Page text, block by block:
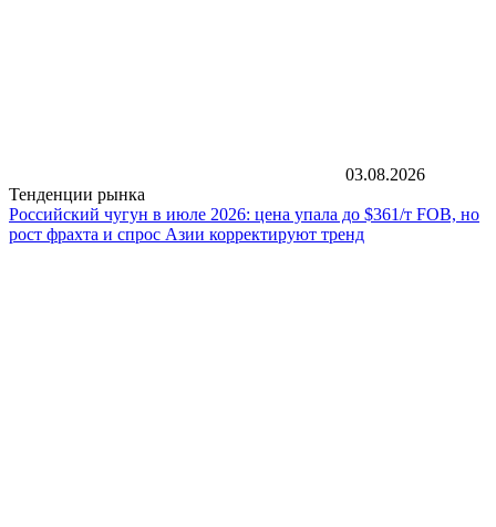
03.08.2026
Тенденции рынка
Российский чугун в июле 2026: цена упала до $361/т FOB, но
рост фрахта и спрос Азии корректируют тренд